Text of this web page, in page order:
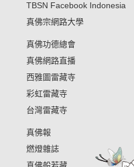
TBSN Facebook Indonesia
真佛宗網路大學
真佛功德總會
真佛網路直播
西雅圖雷藏寺
彩虹雷藏寺
台灣雷藏寺
真佛報
燃燈雜誌